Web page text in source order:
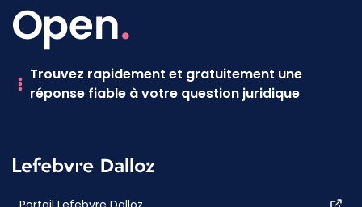
Trouvez rapidement et gratuitement une
réponse fiable à votre question juridique